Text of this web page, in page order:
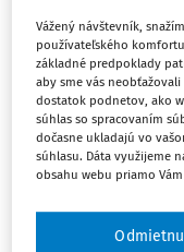
15
Do 15. 10. -
svojom
prijímacích
Môj plán
UDALOSŤ
Môj plán
Vážený návštevník,
používateľského
základné predpoklady
aby sme vás
dostatok podnetov, ako
súhlas so spracovaním
dočasne ukladajú vo
súhlasu. Dáta využijeme
obsahu webu priamo